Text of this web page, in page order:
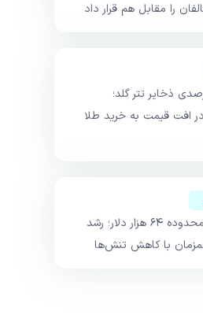
را مقابل هم قرار داد
۹.۵ درصدی ذخایر تتر گلد؛
در افت قیمت به خرید طلا
بیت کوین در محدوده ۶۴ هزار دلار؛ رشد
با کاهش تنش‌ها